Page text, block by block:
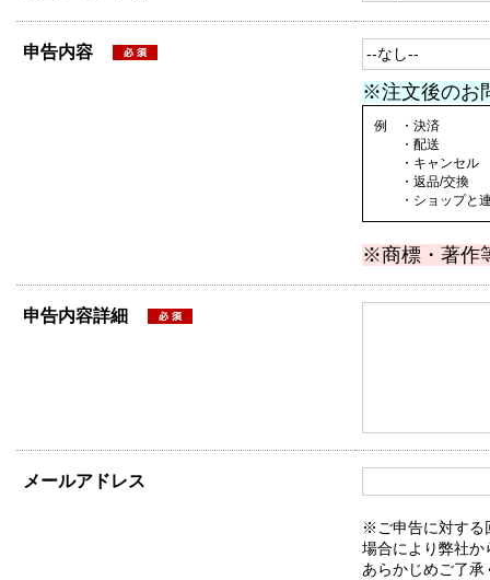
申告内容
※注文後のお
例 ・決済
・配送
・キャンセル
・返品/交換
・ショップと連
※商標・著作
申告内容詳細
メールアドレス
※ご申告に対する
場合により弊社か
あらかじめご了承